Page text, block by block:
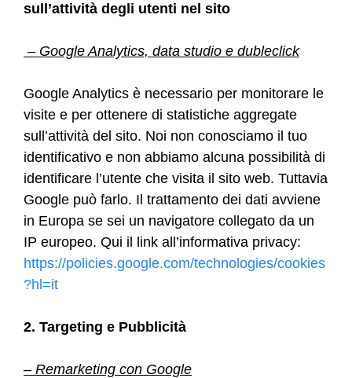
sull’attività degli utenti nel sito
– Google Analytics, data studio e dubleclick
Google Analytics è necessario per monitorare le
visite e per ottenere di statistiche aggregate
sull’attività del sito. Noi non conosciamo il tuo
identificativo e non abbiamo alcuna possibilità di
identificare l’utente che visita il sito web. Tuttavia
Google può farlo. Il trattamento dei dati avviene
in Europa se sei un navigatore collegato da un
IP europeo. Qui il link all’informativa privacy:
https://policies.google.com/technologies/cookies
?hl=it
2. Targeting e Pubblicità
– Remarketing con Google